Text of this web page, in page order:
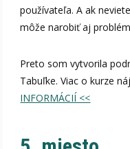
používateľa. A ak
môže narobiť aj
Preto som vytvorila
Tabuľke. Viac o kurze
INFORMÁCIÍ <<